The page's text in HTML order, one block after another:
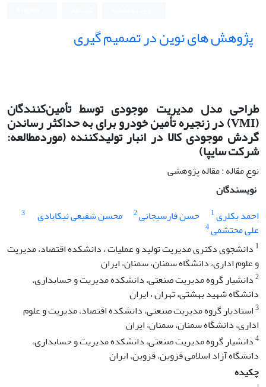
پژوهش های نوین در تصمیم گیری
طراحی مدل مدیریت موجودی توسط تأمین‌کنندگان
(VMI) در زنجیره تأمین خودرو برای به حداکثر رساندن
گردش موجودی کالا در انبار تولیدکننده (موردمطالعه:
شرکت سایپا)
نوع مقاله : مقاله پژوهشی
نویسندگان
احمد بکلری1 حسن فارسیجانی2 محسن شفیعی نیکابادی 3
علی محتشمی4
1 دانشجوی دکتری مدیریت تولید و عملیات ، دانشکده اقتصاد، مدیریت
و علوم اداری، دانشگاه سمنان، سمنان، ایران
2دانشیار گروه مدیریت صنعتی، دانشکده مدیریت و حسابداری،
دانشگاه شهید بهشتی، تهران ، ایران
3استادیار گروه مدیریت صنعتی، دانشکده اقتصاد، مدیریت و علوم
اداری، دانشگاه سمنان، سمنان، ایران
4دانشیار گروه مدیریت صنعتی، دانشکده مدیریت و حسابداری،
دانشگاه آزاد اسلامی قزوین، قزوین، ایران
چکیده